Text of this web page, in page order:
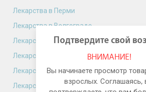
Лекарства в Перми
Лекарства в Волгограде
Лекарства в Краснодаре
Лекарства в Саратове
Лекарства в Тюмени
Лекарства в Ижевске
Подтвердите свой
ВНИМАНИЕ!
Вы начинаете просмотр
взрослых. Соглашаясь,